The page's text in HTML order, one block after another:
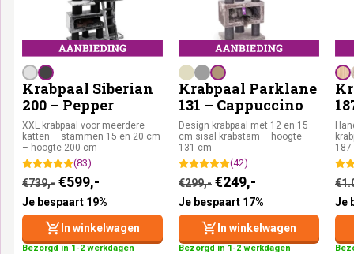
Krabpaal Siberian
200 – Pepper
XXL krabpaal voor meerdere
katten – stammen 15 en 20 cm
– hoogte 200 cm
(83)
€739,- Oorspronkelijke prijs was: €739,-.
€599,- Huidige prijs is: €599,-.
Je bespaart 19%
Bezorgd in 1-2 werkdagen
In winkelwagen
Krabpaal Parklane
131 – Cappuccino
Design krabpaal met 12 en 15
cm sisal krabstam – hoogte
131 cm
(42)
€299,- Oorspronkelijke prijs
€249,- Huidige prijs
Je bespaart 17%
Bezorgd in 1-2 werkdagen
In winkelwagen
€
Je